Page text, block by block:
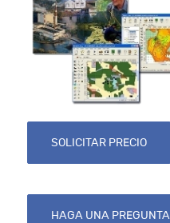
SOLICITAR PRECIO
HAGA UNA